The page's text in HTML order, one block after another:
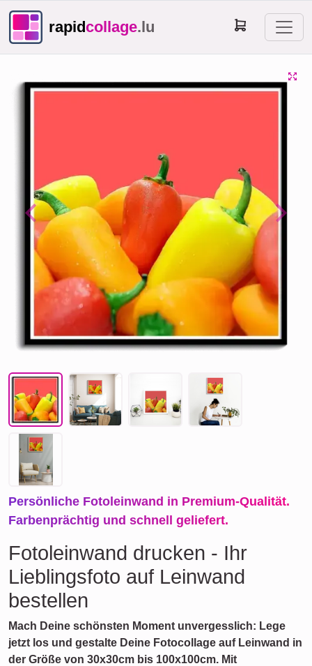
rapidcollage.lu
Previous Next
Persönliche Fotoleinwand in Premium-Qualität.
Farbenprächtig und schnell geliefert.
Fotoleinwand drucken - Ihr
Lieblingsfoto auf Leinwand
bestellen
Mach Deine schönsten Moment unvergesslich: Lege
jetzt los und gestalte Deine Fotocollage auf Leinwand in
der Größe von 30x30cm bis 100x100cm. Mit